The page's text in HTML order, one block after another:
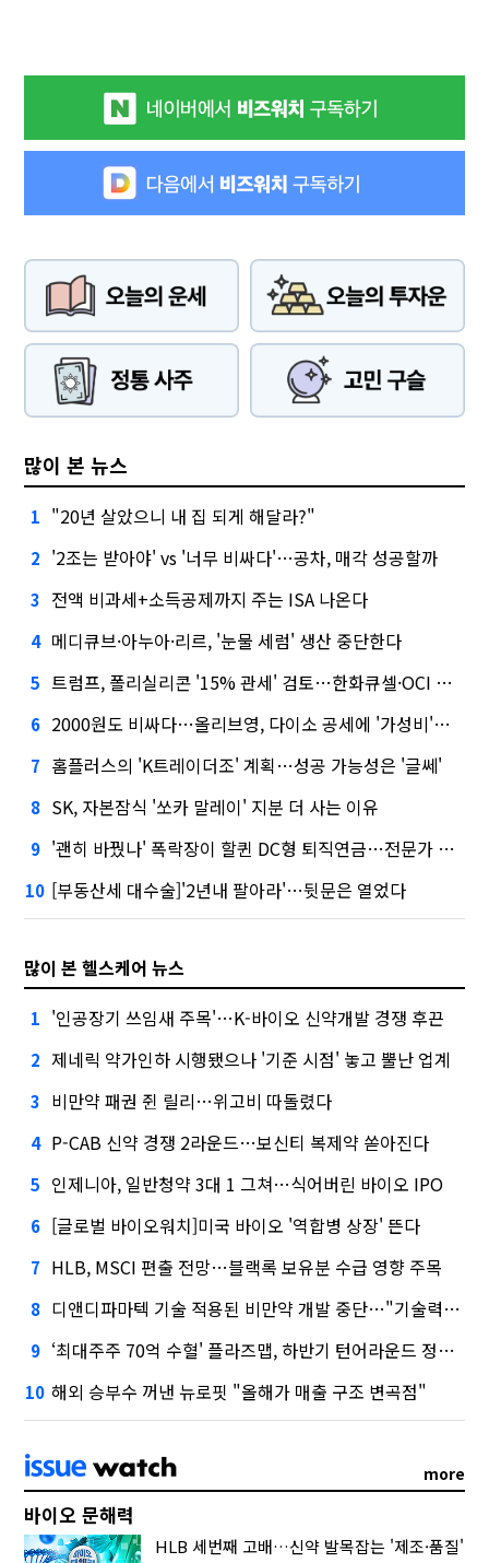
많이 본 뉴스
1 "20년 살았으니 내 집 되게 해달라?"
2 '2조는 받아야' vs '너무 비싸다'…공차, 매각 성공할까
3 전액 비과세+소득공제까지 주는 ISA 나온다
4 메디큐브·아누아·리르, '눈물 세럼' 생산 중단한다
5 트럼프, 폴리실리콘 '15% 관세' 검토…한화큐셀·OCI 영향은?
6 2000원도 비싸다…올리브영, 다이소 공세에 '가성비'로 맞불
7 홈플러스의 'K트레이더조' 계획…성공 가능성은 '글쎄'
8 SK, 자본잠식 '쏘카 말레이' 지분 더 사는 이유
9 '괜히 바꿨나' 폭락장이 할퀸 DC형 퇴직연금…전문가 조언은
10 [부동산세 대수술]'2년내 팔아라'…뒷문은 열었다
많이 본 헬스케어 뉴스
1 '인공장기 쓰임새 주목'…K-바이오 신약개발 경쟁 후끈
2 제네릭 약가인하 시행됐으나 '기준 시점' 놓고 뿔난 업계
3 비만약 패권 쥔 릴리…위고비 따돌렸다
4 P-CAB 신약 경쟁 2라운드…보신티 복제약 쏟아진다
5 인제니아, 일반청약 3대 1 그쳐…식어버린 바이오 IPO
6 [글로벌 바이오워치]미국 바이오 '역합병 상장' 뜬다
7 HLB, MSCI 편출 전망…블랙록 보유분 수급 영향 주목
8 디앤디파마텍 기술 적용된 비만약 개발 중단…"기술력 문제 아냐"
9 ‘최대주주 70억 수혈' 플라즈맵, 하반기 턴어라운드 정조준
10 해외 승부수 꺼낸 뉴로핏 "올해가 매출 구조 변곡점"
more
바이오 문해력
HLB 세번째 고배…신약 발목잡는 '제조·품질'